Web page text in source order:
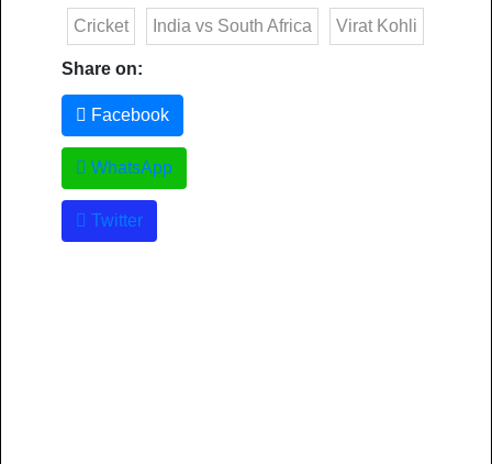
Cricket
India vs South Africa Virat Kohli
Share on:
Facebook
WhatsApp
Twitter